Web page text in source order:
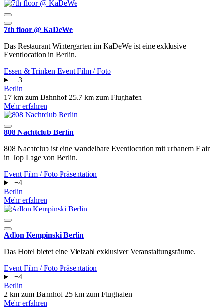
7th floor @ KaDeWe
Das Restaurant Wintergarten im KaDeWe ist eine exklusive
Eventlocation in Berlin.
Essen & Trinken Event Film / Foto
+3
Berlin
17 km zum Bahnhof 25.7 km zum Flughafen
Mehr erfahren
808 Nachtclub Berlin
808 Nachtclub ist eine wandelbare Eventlocation mit urbanem Flair
in Top Lage von Berlin.
Event Film / Foto Präsentation
+4
Berlin
Mehr erfahren
Adlon Kempinski Berlin
Das Hotel bietet eine Vielzahl exklusiver Veranstaltungsräume.
Event Film / Foto Präsentation
+4
Berlin
2 km zum Bahnhof 25 km zum Flughafen
Mehr erfahren